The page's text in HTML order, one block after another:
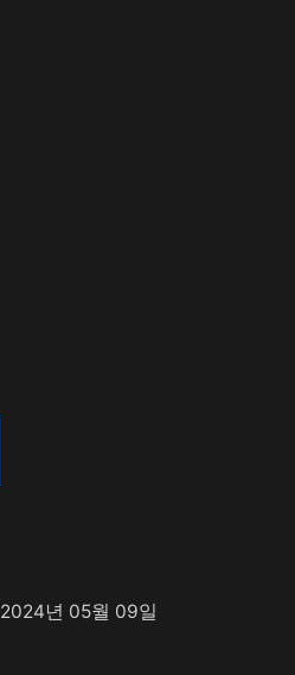
2024년 05월 09일